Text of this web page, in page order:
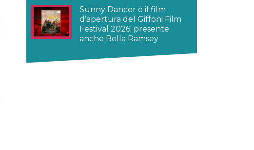
Sunny Dancer è il film
d’apertura del Giffoni Film
Festival 2026: presente
anche Bella Ramsey